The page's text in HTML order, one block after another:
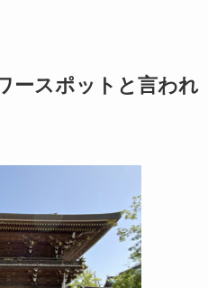
ースポットと言われ